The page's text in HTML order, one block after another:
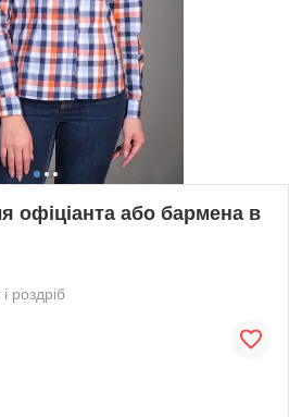
офіціанта або бармена в
роздріб